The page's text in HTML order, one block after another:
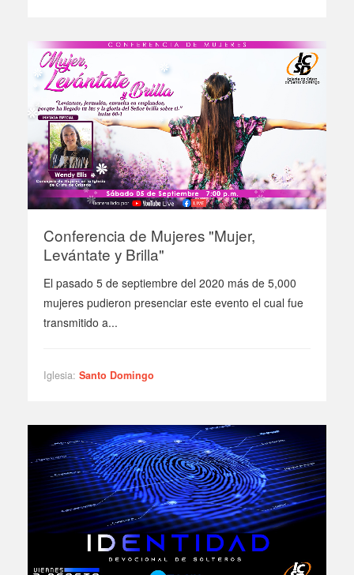
Conferencia de Mujeres "Mujer,
Levántate y Brilla"
El pasado 5 de septiembre del 2020 más de 5,000
mujeres pudieron presenciar este evento el cual fue
transmitido a...
Iglesia: Santo Domingo